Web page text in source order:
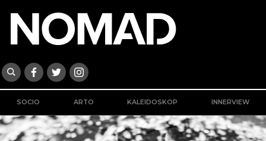
SOCIO ARTO KALEIDOSKOP INNERVIEW